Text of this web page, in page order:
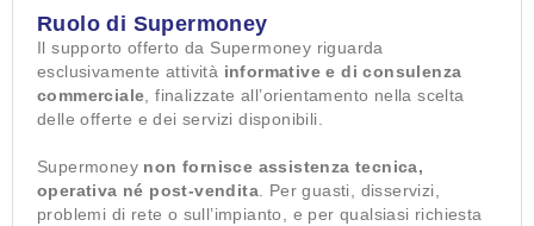
Ruolo di Supermoney
Il supporto offerto da Supermoney riguarda
esclusivamente attività informative e di consulenza
commerciale , finalizzate all’orientamento nella scelta
delle offerte e dei servizi disponibili.
Supermoney non fornisce assistenza tecnica,
operativa né post-vendita . Per guasti, disservizi,
problemi di rete o sull’impianto, e per qualsiasi richiesta